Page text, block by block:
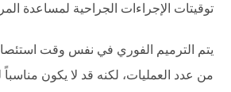
توقيتات الإجراءات الجراحية لمساعدة
يتم الترميم الفوري في نفس وقت
من عدد العمليات، لكنه قد لا يكون